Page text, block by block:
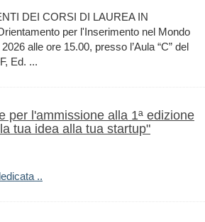
DEI CORSI DI LAUREA IN
per l'Inserimento nel Mondo
alle ore 15.00, presso l’Aula “C” del
Ed. ...
per l'ammissione alla 1ª edizione
tua idea alla tua startup"
..